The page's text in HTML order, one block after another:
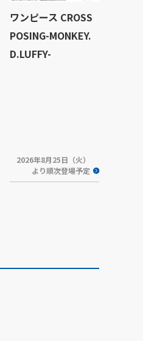
ワンピース CROSS
POSING-MONKEY.
D.LUFFY-
2026年8月25日（火）
より順次登場予定